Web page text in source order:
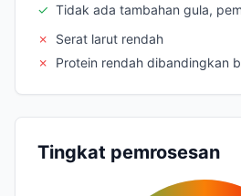
✓ Tidak ada tambahan gula,
✗
Serat larut rendah
✗
Protein rendah dibandingkan
Tingkat pemrosesan